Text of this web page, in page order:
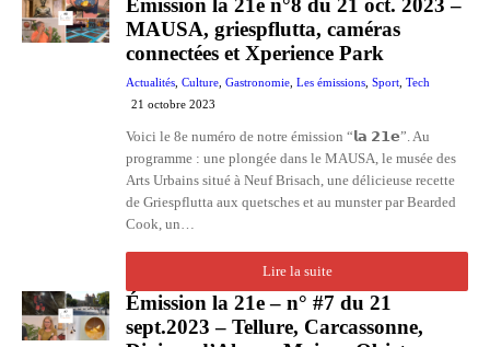
Émission la 21e n°8 du 21 oct. 2023 –
MAUSA, griespflutta, caméras
connectées et Xperience Park
Actualités Culture Gastronomie Les émissions Sport Tech
21 octobre 2023
Voici le 8e numéro de notre émission “𝗹𝗮 𝟮𝟭𝗲”. Au
programme : une plongée dans le MAUSA, le musée des
Arts Urbains situé à Neuf Brisach, une délicieuse recette
de Griespflutta aux quetsches et au munster par Bearded
Cook, un…
Lire la suite
Émission la 21e – n° #7 du 21
sept.2023 – Tellure, Carcassonne,